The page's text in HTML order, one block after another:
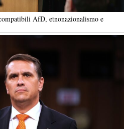
AfD, etnonazionalismo e